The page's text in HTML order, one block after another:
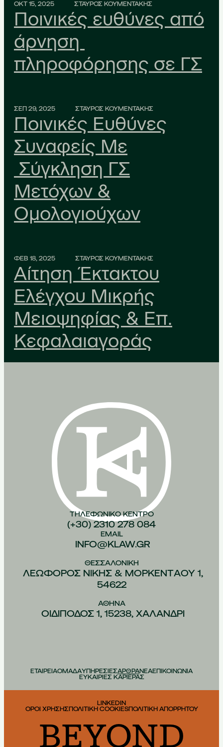
ΟΚΤ 15, 2025 ΣΤΑΥΡΟΣ ΚΟΥΜΕΝΤΑΚΗΣ
Ποινικές ευθύνες από
άρνηση
πληροφόρησης σε ΓΣ
ΣΕΠ 29, 2025 ΣΤΑΥΡΟΣ ΚΟΥΜΕΝΤΑΚΗΣ
Ποινικές Ευθύνες
Συναφείς Με
Σύγκληση ΓΣ
Μετόχων &
Ομολογιούχων
ΦΕΒ 18, 2025 ΣΤΑΥΡΟΣ ΚΟΥΜΕΝΤΑΚΗΣ
Αίτηση Έκτακτου
Ελέγχου Μικρής
Μειοψηφίας & Επ.
Κεφαλαιαγοράς
ΤΗΛΕΦΩΝΙΚO ΚEΝΤΡΟ
(+30) 2310 278 084
EMAIL
INFO@KLAW.GR
ΘΕΣΣΑΛΟΝIΚΗ
ΛΕΩΦOΡΟΣ ΝIΚΗΣ & ΜΟΡΚΕΝΤAΟΥ 1,
54622
ΑΘHΝΑ
ΟΙΔIΠΟΔΟΣ 1, 15238, ΧΑΛAΝΔΡΙ
ΕΤΑΙΡΕΙΑΟΜΑΔΑΥΠΗΡΕΣΙΕΣΑΡΘΡΑΝΕΑΕΠΙΚΟΙΝΩΝΙΑ
ΕΥΚΑΙΡΙΕΣ ΚΑΡΙΕΡΑΣ
LINKEDIN
ΟΡΟΙ ΧΡΗΣΗΣΠΟΛΙΤΙΚΗ COOKIESΠΟΛΙΤΙΚΗ ΑΠΟΡΡΗΤΟΥ
BEYOND